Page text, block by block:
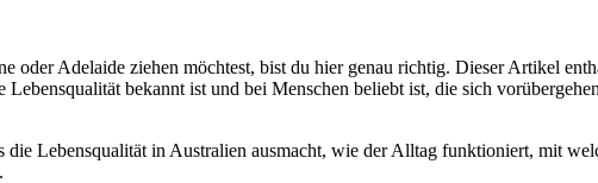
oder Adelaide ziehen möchtest, bist du hier genau richtig. Dieser Artikel
bekannt ist und bei Menschen beliebt ist, die sich
Lebensqualität in Australien ausmacht, wie der Alltag funktioniert, mit